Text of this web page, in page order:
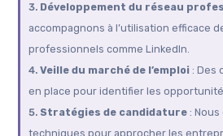
Développement du réseau
accompagnons à l’utilisation efficace
professionnels comme LinkedIn.
Veille du marché de l’emploi : Des
en place pour identifier les
Stratégies de candidature: Nous
techniques pour approcher les